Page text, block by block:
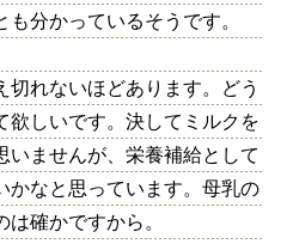
分かっているそうです。
れないほどあります。どう
欲しいです。決してミルクを
いませんが、栄養補給として
かなと思っています。母乳の
確かですから。